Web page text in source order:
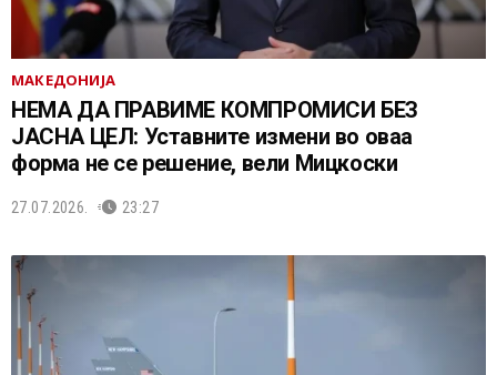
МАКЕДОНИЈА
НЕМА ДА ПРАВИМЕ КОМПРОМИСИ БЕЗ
ЈАСНА ЦЕЛ: Уставните измени во оваа
форма не се решение, вели Мицкоски
27.07.2026. 23:27